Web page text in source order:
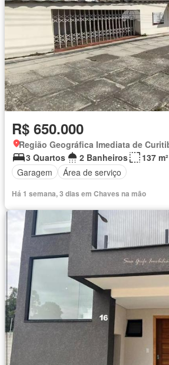
R$ 650.000
3 Quartos
2 Banheiros
137 m²
Garagem
Área de serviço
Há 1 semana, 3 dias em Chaves na mão